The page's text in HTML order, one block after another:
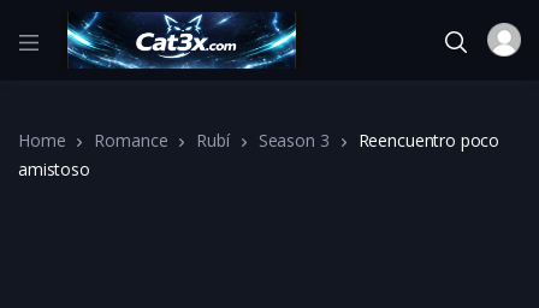
Home Romance Rubí Season 3
Reencuentro poco
amistoso